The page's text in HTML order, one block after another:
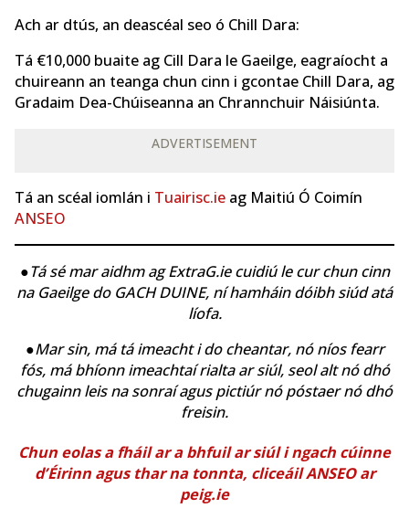
Ach ar dtús, an deascéal seo ó Chill Dara:
Tá €10,000 buaite ag Cill Dara le Gaeilge, eagraíocht a
chuireann an teanga chun cinn i gcontae Chill Dara, ag
Gradaim Dea-Chúiseanna an Chrannchuir Náisiúnta.
ADVERTISEMENT
Tá an scéal iomlán i Tuairisc.ie ag Maitiú Ó Coimín
ANSEO
●Tá sé mar aidhm ag ExtraG.ie cuidiú le cur chun cinn
na Gaeilge do GACH DUINE, ní hamháin dóibh siúd atá
líofa.
●Mar sin, má tá imeacht i do cheantar, nó níos fearr
fós, má bhíonn imeachtaí rialta ar siúl, seol alt nó dhó
chugainn leis na sonraí agus pictiúr nó póstaer nó dhó
freisin.
Chun eolas a fháil ar a bhfuil ar siúl i ngach cúinne
d’Éirinn agus thar na tonnta, cliceáil ANSEO ar
peig.ie